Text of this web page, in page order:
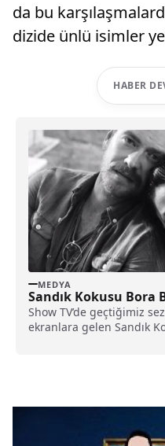
da bu
dizide ünlü isimler
HABER
MEDYA
Sandık Kokusu Bora
Show TV’de geçtiğimiz
ekranlara gelen Sandık